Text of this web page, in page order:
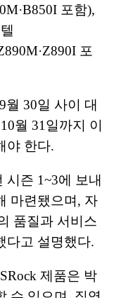
포함),
포
월 30일 사이 대
월 31일까지 이
야 한다.
즌 1~3에 보내
마련됐으며, 자
품질과 서비스
다고 설명했다.
제품은 박